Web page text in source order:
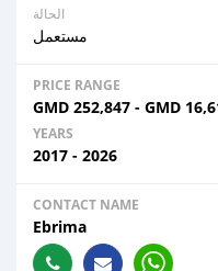
الحالة
مستعمل
PRICE RANGE
GMD 252,847 - GMD
YEARS
2017 - 2026
CONTACT NAME
Ebrima